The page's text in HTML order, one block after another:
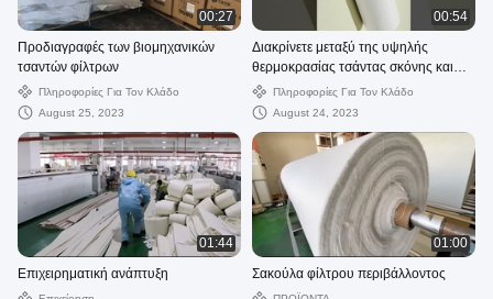
00:27
Προδιαγραφές των βιομηχανικών
τσαντών φίλτρων
Πληροφορίες Για Τον Κλάδο
August 25, 2023
00:54
Διακρίνετε μεταξύ της υψηλής
θερμοκρασίας τσάντας σκόνης και
της τσάντας σκόνης θερμοκρασίας
δωματίου
Πληροφορίες Για Τον Κλάδο
August 24, 2023
01:44
Επιχειρηματική ανάπτυξη
01:00
Σακούλα φίλτρου περιβάλλοντος